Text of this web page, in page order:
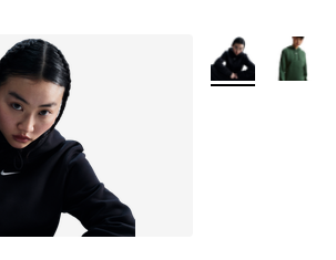
Weitere Farben